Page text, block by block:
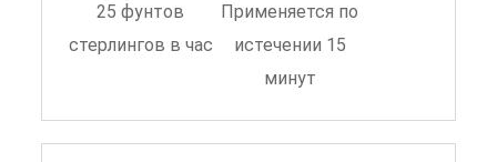
25 фунтов
стерлингов в час
Применяется по
истечении 15
минут